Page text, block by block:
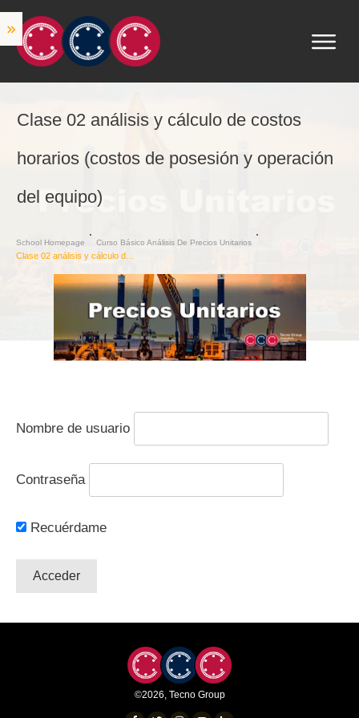
Clase 02 análisis y cálculo de costos
horarios (costos de posesión y operación
del equipo)
School Homepage Curso Básico Análisis De Precios Unitarios
Nombre de usuario
Contraseña
Recuérdame
©2026 Tecno Group